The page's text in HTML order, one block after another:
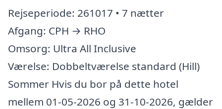
Rejseperiode: 261017 • 7 nætter
Afgang: CPH → RHO
Omsorg: Ultra All Inclusive
Værelse: Dobbeltværelse standard (Hill)
Sommer Hvis du bor på dette hotel
mellem 01-05-2026 og 31-10-2026, gælder